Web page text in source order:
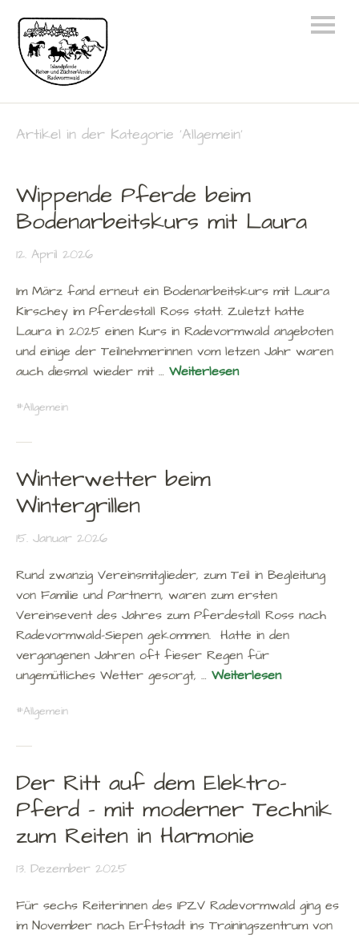
Artikel in der Kategorie ‘Allgemein’
Wippende Pferde beim
Bodenarbeitskurs mit Laura
12. April 2026
Im März fand erneut ein Bodenarbeitskurs mit Laura
Kirschey im Pferdestall Ross statt. Zuletzt hatte
Laura in 2025 einen Kurs in Radevormwald angeboten
und einige der Teilnehmerinnen vom letzen Jahr waren
auch diesmal wieder mit … Weiterlesen
Allgemein
Winterwetter beim
Wintergrillen
15. Januar 2026
Rund zwanzig Vereinsmitglieder, zum Teil in Begleitung
von Familie und Partnern, waren zum ersten
Vereinsevent des Jahres zum Pferdestall Ross nach
Radevormwald-Siepen gekommen. Hatte in den
vergangenen Jahren oft fieser Regen für
ungemütliches Wetter gesorgt, … Weiterlesen
Allgemein
Der Ritt auf dem Elektro-
Pferd – mit moderner Technik
zum Reiten in Harmonie
13. Dezember 2025
Für sechs Reiterinnen des IPZV Radevormwald ging es
im November nach Erftstadt ins Trainingszentrum von